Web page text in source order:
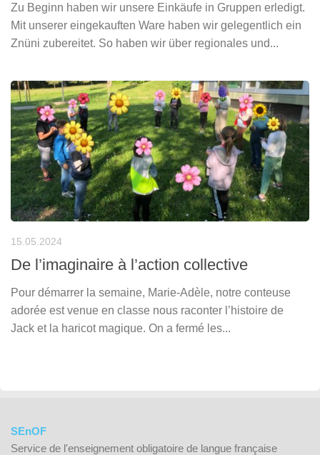
Zu Beginn haben wir unsere Einkäufe in Gruppen erledigt.
Mit unserer eingekauften Ware haben wir gelegentlich ein
Znüni zubereitet. So haben wir über regionales und...
15.05.2024
De l’imaginaire à l’action collective
Pour démarrer la semaine, Marie-Adèle, notre conteuse
adorée est venue en classe nous raconter l’histoire de
Jack et la haricot magique. On a fermé les...
SEnOF
Service de l'enseignement obligatoire de langue française